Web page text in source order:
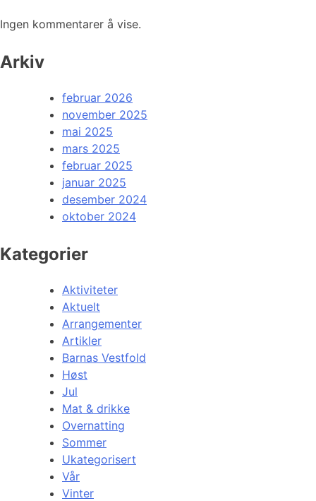
Ingen kommentarer å vise.
Arkiv
februar 2026
november 2025
mai 2025
mars 2025
februar 2025
januar 2025
desember 2024
oktober 2024
Kategorier
Aktiviteter
Aktuelt
Arrangementer
Artikler
Barnas Vestfold
Høst
Jul
Mat & drikke
Overnatting
Sommer
Ukategorisert
Vår
Vinter